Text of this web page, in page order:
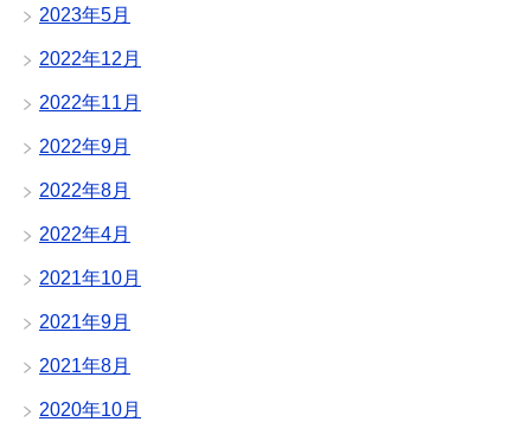
2023年5月
2022年12月
2022年11月
2022年9月
2022年8月
2022年4月
2021年10月
2021年9月
2021年8月
2020年10月